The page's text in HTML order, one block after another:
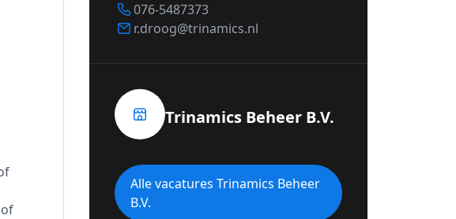
076-5487373
r.droog@trinamics.nl
Trinamics Beheer B.V.
Alle vacatures Trinamics Beheer
B.V.